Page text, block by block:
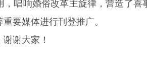
唱响婚俗改革主旋律，营造了喜
要媒体进行刊登推广。
谢大家！